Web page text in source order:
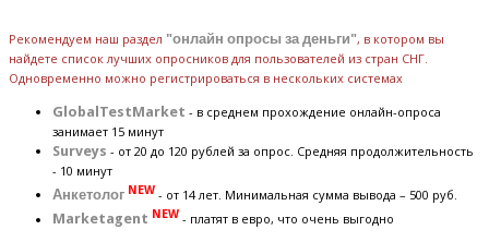
Рекомендуем наш раздел "онлайн опросы за деньги", в котором вы
найдете список лучших опросников для пользователей из стран СНГ.
Одновременно можно регистрироваться в нескольких системах
GlobalTestMarket - в среднем прохождение онлайн-опроса
занимает 15 минут
Surveys - от 20 до 120 рублей за опрос. Средняя продолжительность
- 10 минут
Анкетолог NEW - от 14 лет. Минимальная сумма вывода – 500 руб.
Marketagent NEW - платят в евро, что очень выгодно